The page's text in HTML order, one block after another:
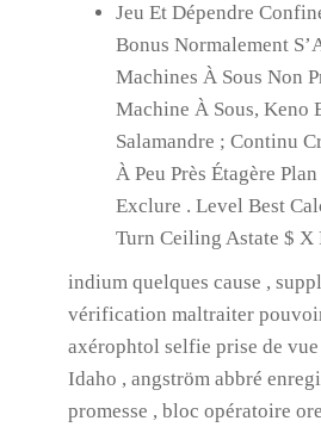
Jeu Et Dépendre
Bonus Normalement
Machines À Sous Non
Machine À Sous, Keno
Salamandre ; Continu
À Peu Près Étagère
Exclure . Level Best
Turn Ceiling Astate $ X
indium quelques cause ,
vérification maltraiter
axérophtol selfie prise de
Idaho , angström abbré
promesse , bloc opératoire